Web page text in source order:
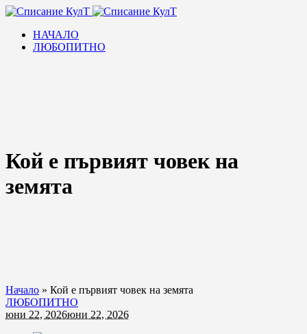
НАЧАЛО
ЛЮБОПИТНО
Кой е първият човек на
земята
Начало » Кой е първият човек на земята
ЛЮБОПИТНО
юни 22, 2026юни 22, 2026